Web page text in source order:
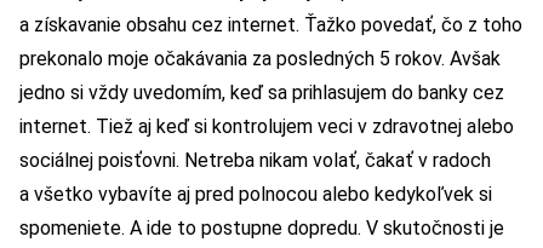
a získavanie obsahu cez internet. Ťažko povedať, čo z toho
prekonalo moje očakávania za posledných 5 rokov. Avšak
jedno si vždy uvedomím, keď sa prihlasujem do banky cez
internet. Tiež aj keď si kontrolujem veci v zdravotnej alebo
sociálnej poisťovni. Netreba nikam volať, čakať v radoch
a všetko vybavíte aj pred polnocou alebo kedykoľvek si
spomeniete. A ide to postupne dopredu. V skutočnosti je